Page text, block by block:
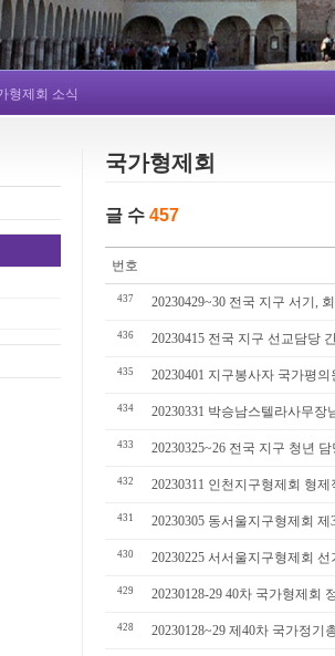
형제회 소식
국가형제회
글 수 457
번호
437 20230429~30 전국 지구 서기,
436 20230415 전국 지구 선교담당
435 20230401 지구봉사자 국가평의
434 20230331 박승남스텔라사무장
433 20230325~26 전국 지구 청년
432 20230311 인천지구형제회 형제
431 20230305 동서울지구형제회 제
430 20230225 서서울지구형제회 선
429 20230128-29 40차 국가형제회
428 20230128~29 제40차 국가정기